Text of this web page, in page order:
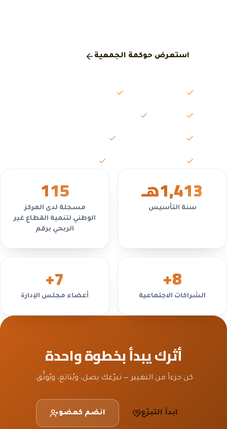
استعرض حوكمة الجمعية
1,413هـ
سنة التأسيس
115
مسجلة لدى المركز
الوطني لتنمية القطاع غير
الربحي برقم
8
+
الشراكات الاجتماعية
7
+
أعضاء مجلس الإدارة
أثرك يبدأ بخطوة واحدة
كن جزءاً من التغيير — تبرّعك يصل، ويُتابَع، ويُوثَّق.
ابدأ التبرّع انضم كعضو